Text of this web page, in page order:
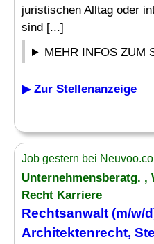
juristischen Alltag oder
sind [...]
MEHR INFOS ZUM
▶ Zur Stellenanzeige
Job gestern bei
Unternehmensberatg.
Recht Karriere
Rechtsanwalt (m/w/
Architektenrecht,